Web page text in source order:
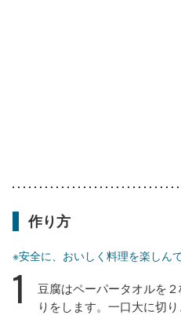
作り方
※安全に、おいしく料理を楽しん
1
豆腐はペーパータオルを
りをします。一口大に切